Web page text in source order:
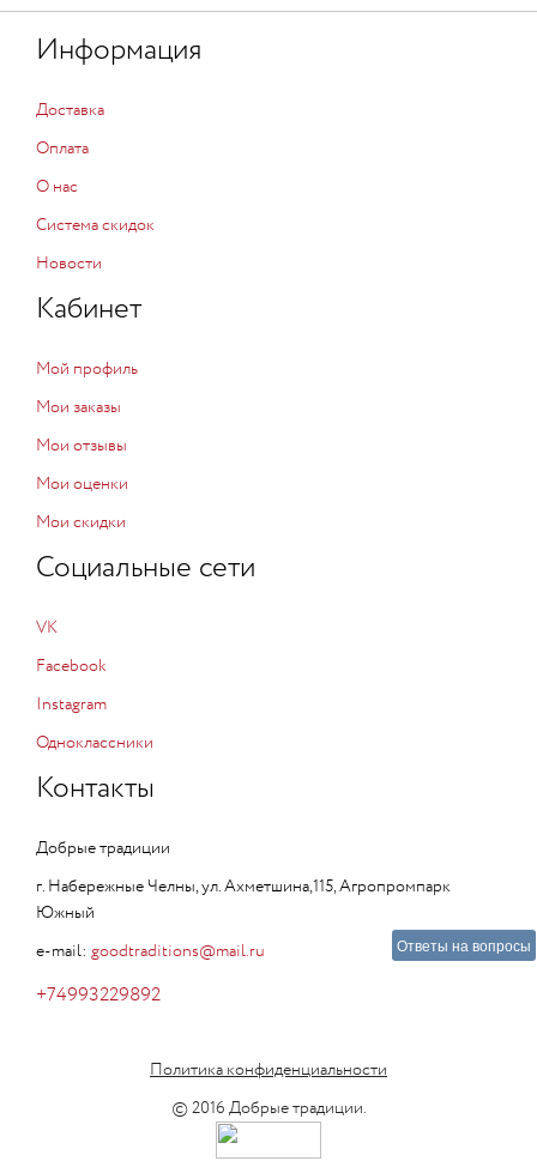
Информация
Доставка
Оплата
О нас
Система скидок
Новости
Кабинет
Мой профиль
Мои заказы
Мои отзывы
Мои оценки
Мои скидки
Социальные сети
VK
Facebook
Instagram
Одноклассники
Контакты
Добрые традиции
г. Набережные Челны, ул. Ахметшина,115, Агропромпарк
Южный
e-mail: goodtraditions@mail.ru
+74993229892
Политика конфиденциальности
© 2016 Добрые традиции.
Ответы на вопросы